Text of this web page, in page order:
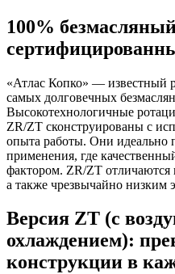
100%
«Атлас Копко» — известный
самых долговечных
Высокотехнологичные
ZR/ZT сконструированы с
опыта работы. Они идеально
применения, где
фактором. ZR/ZT отличаются
а также чрезвычайно низким
Версия ZT (с
охлаждением):
конструкции в